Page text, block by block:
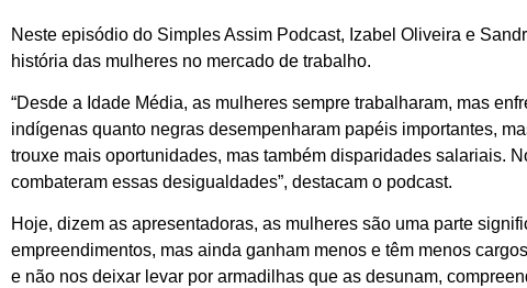
Neste episódio do Simples Assim Podcast, Izabel Oliveira e
história das mulheres no mercado de trabalho.
“Desde a Idade Média, as mulheres sempre trabalharam, mas
indígenas quanto negras desempenharam papéis importantes,
trouxe mais oportunidades, mas também disparidades salariais.
combateram essas desigualdades”, destacam o podcast.
Hoje, dizem as apresentadoras, as mulheres são uma parte
empreendimentos, mas ainda ganham menos e têm menos
e não nos deixar levar por armadilhas que as desunam,